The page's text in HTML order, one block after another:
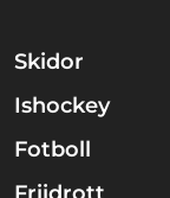
Skidor
Ishockey
Fotboll